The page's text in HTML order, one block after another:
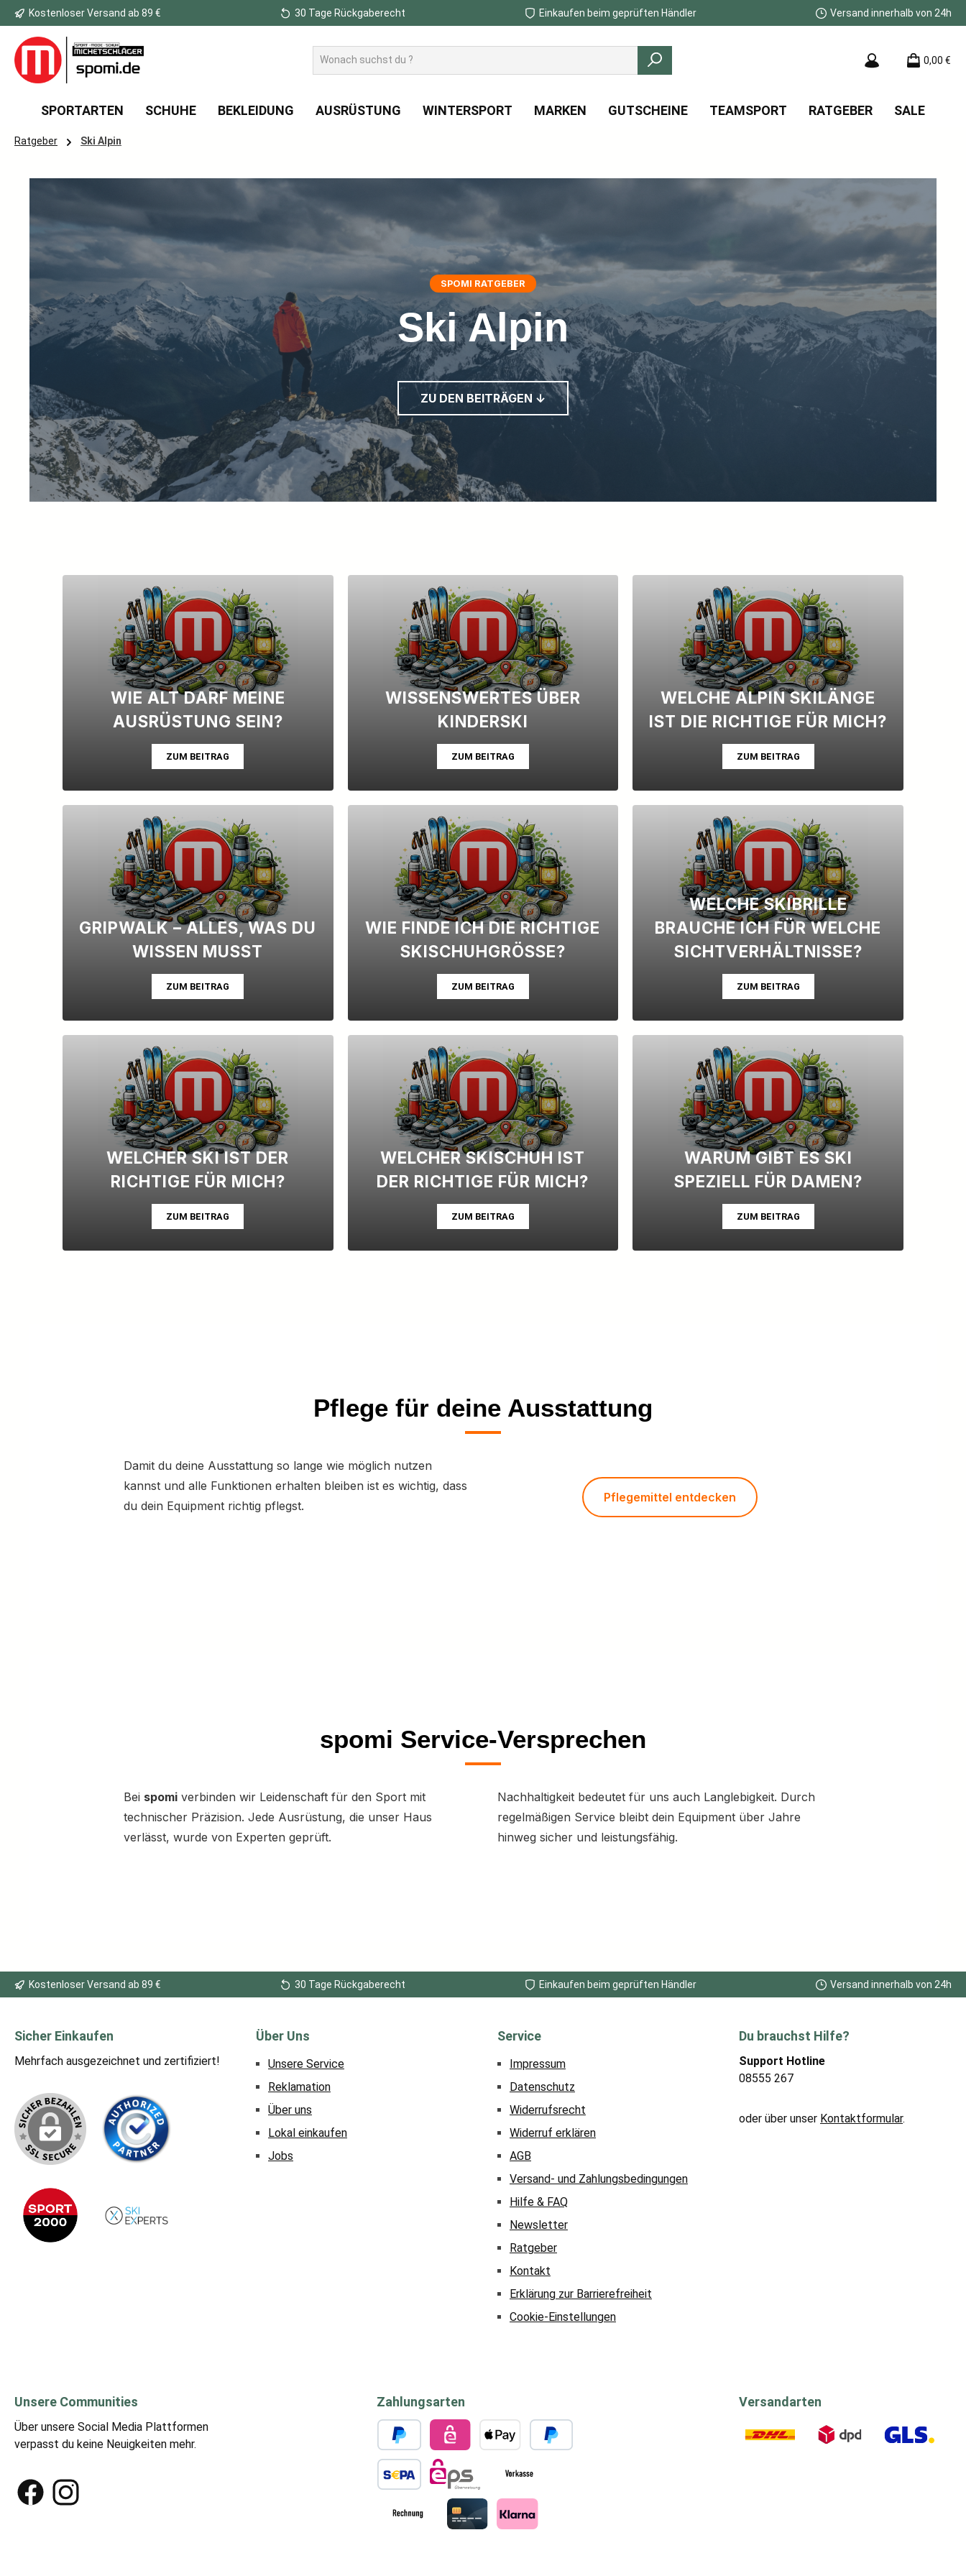
Hauptinhalt springen
Zur Suche springen
Zur Hauptnavigation springen
Kostenloser Versand ab 89 € 30 Tage Rückgaberecht Einkaufen beim geprüften Händler Versand innerhalb von 24h
0,00 €
SPORTARTEN SCHUHE BEKLEIDUNG AUSRÜSTUNG WINTERSPORT MARKEN GUTSCHEINE TEAMSPORT RATGEBER SALE
Ratgeber Ski Alpin
SPOMI RATGEBER
Ski Alpin
ZU DEN BEITRÄGEN ↓
WIE ALT DARF MEINE
AUSRÜSTUNG SEIN?
ZUM BEITRAG
WISSENSWERTES ÜBER
KINDERSKI
ZUM BEITRAG
WELCHE ALPIN SKILÄNGE
IST DIE RICHTIGE FÜR MICH?
ZUM BEITRAG
GRIPWALK – ALLES, WAS DU
WISSEN MUSST
ZUM BEITRAG
WIE FINDE ICH DIE RICHTIGE
SKISCHUHGRÖSSE?
ZUM BEITRAG
WELCHE SKIBRILLE
BRAUCHE ICH FÜR WELCHE
SICHTVERHÄLTNISSE?
ZUM BEITRAG
WELCHER SKI IST DER
RICHTIGE FÜR MICH?
ZUM BEITRAG
WELCHER SKISCHUH IST
DER RICHTIGE FÜR MICH?
ZUM BEITRAG
WARUM GIBT ES SKI
SPEZIELL FÜR DAMEN?
ZUM BEITRAG
Pflege für deine Ausstattung
Damit du deine Ausstattung so lange wie möglich nutzen
kannst und alle Funktionen erhalten bleiben ist es wichtig, dass
du dein Equipment richtig pflegst.
Pflegemittel entdecken
spomi Service-Versprechen
Bei spomi verbinden wir Leidenschaft für den Sport mit
technischer Präzision. Jede Ausrüstung, die unser Haus
verlässt, wurde von Experten geprüft.
Nachhaltigkeit bedeutet für uns auch Langlebigkeit. Durch
regelmäßigen Service bleibt dein Equipment über Jahre
hinweg sicher und leistungsfähig.
Kostenloser Versand ab 89 € 30 Tage Rückgaberecht Einkaufen beim geprüften Händler Versand innerhalb von 24h
Sicher Einkaufen
Mehrfach ausgezeichnet und zertifiziert!
Über Uns
Unsere Service
Reklamation
Über uns
Lokal einkaufen
Jobs
Service
Impressum
Datenschutz
Widerrufsrecht
Widerruf erklären
AGB
Versand- und Zahlungsbedingungen
Hilfe & FAQ
Newsletter
Ratgeber
Kontakt
Erklärung zur Barrierefreiheit
Cookie-Einstellungen
Du brauchst Hilfe?
Support Hotline
08555 267
oder über unser Kontaktformular.
Unsere Communities
Über unsere Social Media Plattformen
verpasst du keine Neuigkeiten mehr.
FacebookInstagram
Zahlungsarten
PayPal eps
SEPA Lastschrift Vorkasse
Versandarten